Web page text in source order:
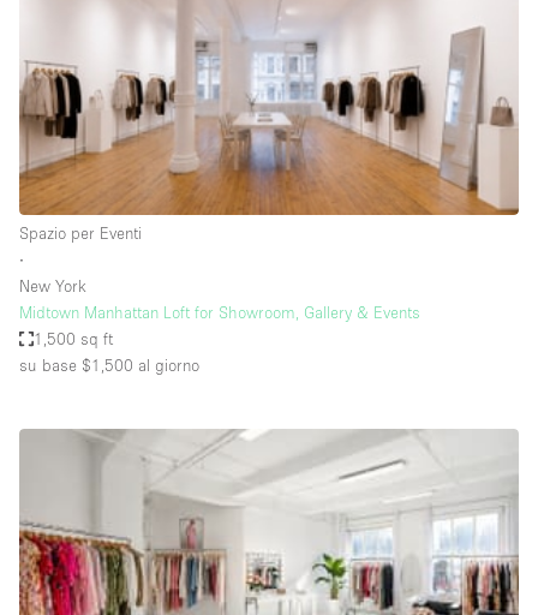
Magazzino
Negozio in centro commerciale
Ristorante/bar/caffè
Sala conferenze
Salone
Spazio creativo
Spazio per Eventi
Spazio pubblicitario
Stand / Bancarella
Stand / Chiosco / Stand
Spazio per Eventi
∙
New York
Midtown Manhattan Loft for Showroom, Gallery & Events
1,500 sq ft
su base $1,500 al giorno